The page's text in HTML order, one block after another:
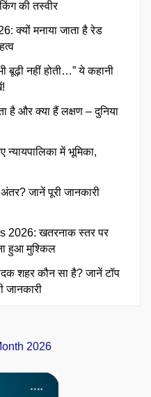
की तस्वीर
क्यों मनाया जाता है रेड
बूढ़ी नहीं होती…” ये कहानी
और क्या हैं लक्षण – दुनिया
न्यायपालिका में भूमिका,
जानें पूरी जानकारी
2026: खतरनाक स्तर पर
हुआ मुश्किल
शहर कौन सा है? जानें टॉप
जानकारी